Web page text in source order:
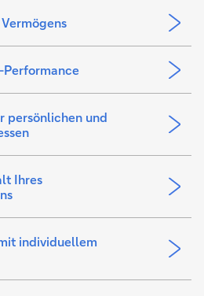
Performance
persönlichen und
Ihres
individuellem